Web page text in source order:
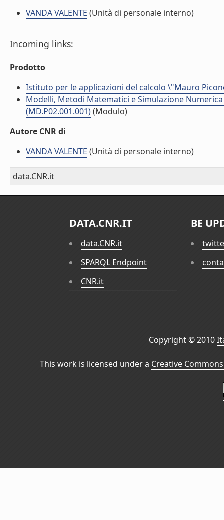
VANDA VALENTE (Unità di personale interno)
Incoming links:
Prodotto
Istituto per le applicazioni del calcolo \"Mauro
Modelli, Metodi Matematici e Simulazione
(MD.P02.001.001)(Modulo)
Autore CNR di
VANDA VALENTE (Unità di personale interno)
data.CNR.it
DATA.CNR.IT
data.CNR.it
SPARQL Endpoint
CNR.it
BE
Copyright © 2010
This work is licensed under a Creative